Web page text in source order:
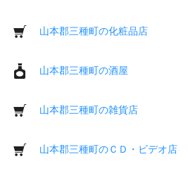
山本郡三種町の化粧品店
山本郡三種町の酒屋
山本郡三種町の雑貨店
山本郡三種町のＣＤ・ビデオ店